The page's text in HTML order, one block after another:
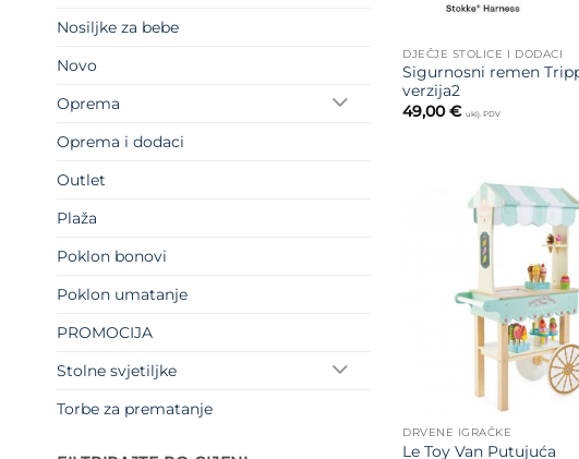
Nosiljke za bebe
Novo
Oprema
Oprema i dodaci
Outlet
Plaža
Poklon bonovi
Poklon umatanje
PROMOCIJA
Stolne svjetiljke
Torbe za prematanje
DJEČJE STOLICE I DODACI
Sigurnosni remen
verzija2
49,00€ uklj. PDV
DRVENE IGRAČKE
Le Toy Van Putujuća